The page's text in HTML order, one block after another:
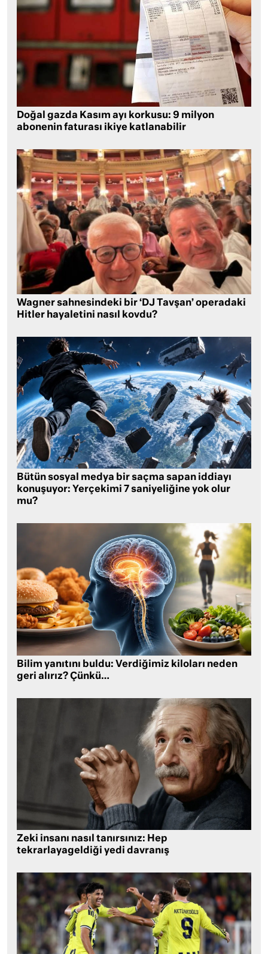
Doğal gazda Kasım ayı korkusu: 9 milyon
abonenin faturası ikiye katlanabilir
Wagner sahnesindeki bir ‘DJ Tavşan’ operadaki
Hitler hayaletini nasıl kovdu?
Bütün sosyal medya bir saçma sapan iddiayı
konuşuyor: Yerçekimi 7 saniyeliğine yok olur
mu?
Bilim yanıtını buldu: Verdiğimiz kiloları neden
geri alırız? Çünkü…
Zeki insanı nasıl tanırsınız: Hep
tekrarlayageldiği yedi davranış